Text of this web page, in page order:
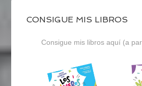
CONSIGUE MIS LIBROS
Consigue mis libros aquí (a